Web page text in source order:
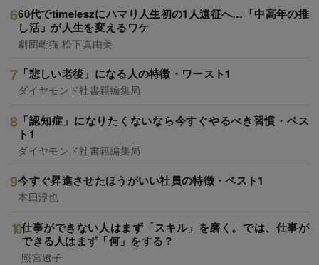
60代でtimeleszにハマり人生初の1人遠征へ…「中高年の推
し活」が人生を変えるワケ
劇団雌猫,松下真由美
「悲しい老後」になる人の特徴・ワースト1
ダイヤモンド社書籍編集局
「認知症」になりたくないなら今すぐやるべき習慣・ベス
ト1
ダイヤモンド社書籍編集局
今すぐ昇進させたほうがいい社員の特徴・ベスト1
本田淳也
仕事ができない人はまず「スキル」を磨く。では、仕事が
できる人はまず「何」をする？
照宮遼子